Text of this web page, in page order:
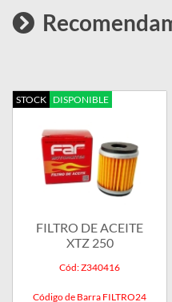
STOCK DISPONIBLE
FILTRO DE ACEITE
XTZ 250
Cód: Z340416
Código de Barra FILTRO24